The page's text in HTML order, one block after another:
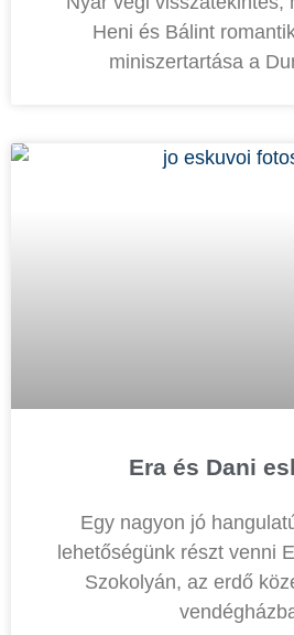
Heni és Bálint
miniszertartása a
Era és Dani
Egy nagyon jó
lehetőségünk részt venni
Szokolyán, az erdő